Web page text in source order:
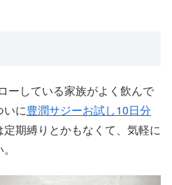
ーしている家族がよく飲んで
いに豊潤サジーお試し10日分
期縛りとかもなくて、気軽に